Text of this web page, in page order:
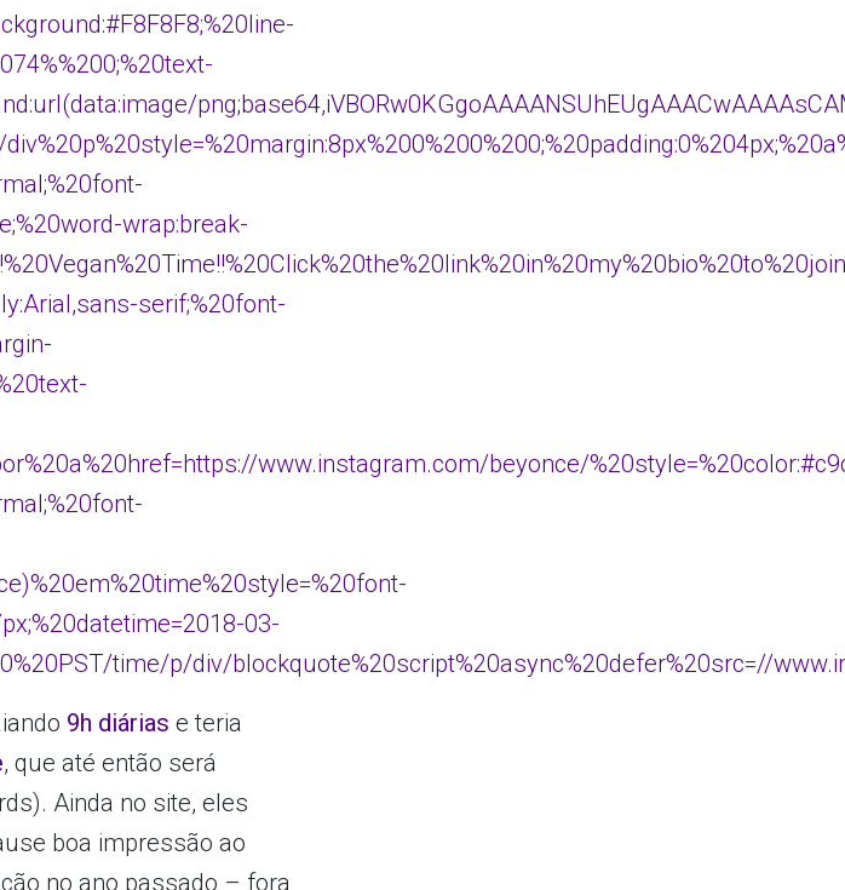
wrap:break-
serif;%20font-
www.instagram.com/beyonce/
03-
time/p/div/blockquote%20script%20async%20defer%20src=//
9h diárias e teria
, que até então será
Ainda no site, eles
boa impressão ao
no ano passado – fora